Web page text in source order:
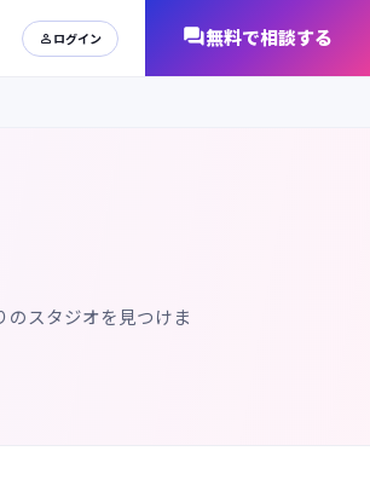
日本最大級、フィットネススタジオ・
オンラインフィットネス比較検索サイト
のスタジオを見つけま